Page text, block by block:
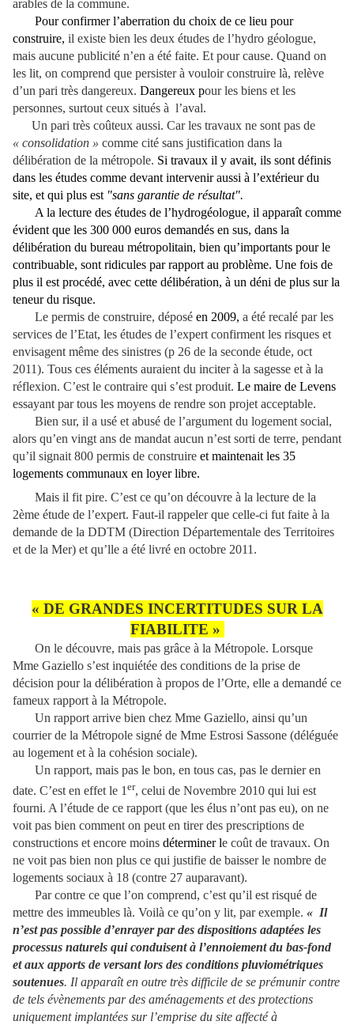
arables de la commune.
Pour confirmer l’aberration du choix de ce lieu pour
construire, il existe bien les deux études de l’hydro géologue,
mais aucune publicité n’en a été faite. Et pour cause. Quand on
les lit, on comprend que persister à vouloir construire là, relève
d’un pari très dangereux. Dangereux pour les biens et les
personnes, surtout ceux situés à l’aval.
Un pari très coûteux aussi. Car les travaux ne sont pas de
« consolidation » comme cité sans justification dans la
délibération de la métropole. Si travaux il y avait, ils sont définis
dans les études comme devant intervenir aussi à l’extérieur du
site, et qui plus est "sans garantie de résultat".
A la lecture des études de l’hydrogéologue, il apparaît comme
évident que les 300 000 euros demandés en sus, dans la
délibération du bureau métropolitain, bien qu’importants pour le
contribuable, sont ridicules par rapport au problème. Une fois de
plus il est procédé, avec cette délibération, à un déni de plus sur la
teneur du risque.
Le permis de construire, déposé en 2009, a été recalé par les
services de l’Etat, les études de l’expert confirment les risques et
envisagent même des sinistres (p 26 de la seconde étude, oct
2011). Tous ces éléments auraient du inciter à la sagesse et à la
réflexion. C’est le contraire qui s’est produit. Le maire de Levens
essayant par tous les moyens de rendre son projet acceptable.
Bien sur, il a usé et abusé de l’argument du logement social,
alors qu’en vingt ans de mandat aucun n’est sorti de terre, pendant
qu’il signait 800 permis de construire et maintenait les 35
logements communaux en loyer libre.
Mais il fit pire. C’est ce qu’on découvre à la lecture de la
2ème étude de l’expert. Faut-il rappeler que celle-ci fut faite à la
demande de la DDTM (Direction Départementale des Territoires
et de la Mer) et qu’lle a été livré en octobre 2011.
« DE GRANDES INCERTITUDES SUR LA
FIABILITE »
On le découvre, mais pas grâce à la Métropole. Lorsque
Mme Gaziello s’est inquiétée des conditions de la prise de
décision pour la délibération à propos de l’Orte, elle a demandé ce
fameux rapport à la Métropole.
Un rapport arrive bien chez Mme Gaziello, ainsi qu’un
courrier de la Métropole signé de Mme Estrosi Sassone (déléguée
au logement et à la cohésion sociale).
Un rapport, mais pas le bon, en tous cas, pas le dernier en
date. C’est en effet le 1 er, celui de Novembre 2010 qui lui est
fourni. A l’étude de ce rapport (que les élus n’ont pas eu), on ne
voit pas bien comment on peut en tirer des prescriptions de
constructions et encore moins déterminer le coût de travaux. On
ne voit pas bien non plus ce qui justifie de baisser le nombre de
logements sociaux à 18 (contre 27 auparavant).
Par contre ce que l’on comprend, c’est qu’il est risqué de
mettre des immeubles là. Voilà ce qu’on y lit, par exemple. « Il
n’est pas possible d’enrayer par des dispositions adaptées les
processus naturels qui conduisent à l’ennoiement du bas-fond
et aux apports de versant lors des conditions pluviométriques
soutenues. Il apparaît en outre très difficile de se prémunir contre
de tels évènements par des aménagements et des protections
uniquement implantées sur l’emprise du site affecté à